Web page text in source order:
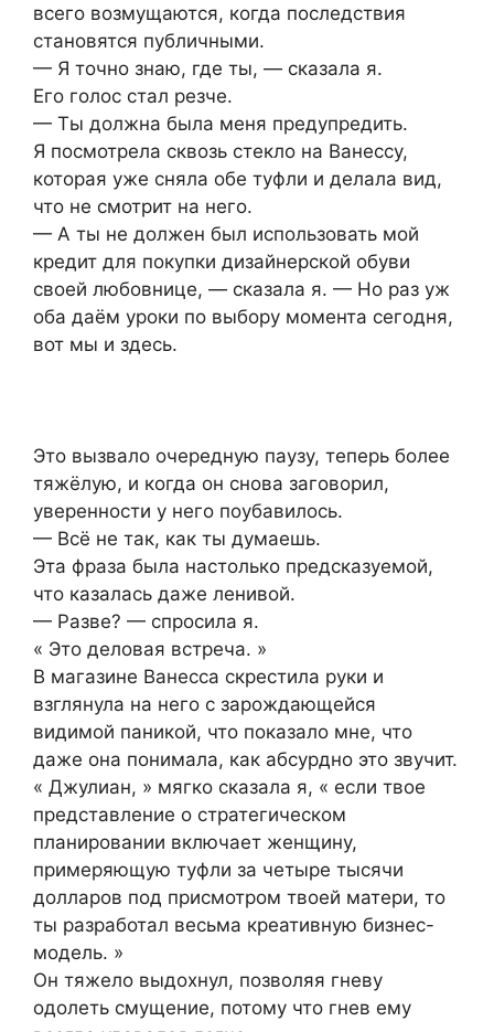
всего возмущаются, когда последствия
становятся публичными.
— Я точно знаю, где ты, — сказала я.
Его голос стал резче.
— Ты должна была меня предупредить.
Я посмотрела сквозь стекло на Ванессу,
которая уже сняла обе туфли и делала вид,
что не смотрит на него.
— А ты не должен был использовать мой
кредит для покупки дизайнерской обуви
своей любовнице, — сказала я. — Но раз уж
оба даём уроки по выбору момента сегодня,
вот мы и здесь.
Это вызвало очередную паузу, теперь более
тяжёлую, и когда он снова заговорил,
уверенности у него поубавилось.
— Всё не так, как ты думаешь.
Эта фраза была настолько предсказуемой,
что казалась даже ленивой.
— Разве? — спросила я.
« Это деловая встреча. »
В магазине Ванесса скрестила руки и
взглянула на него с зарождающейся
видимой паникой, что показало мне, что
даже она понимала, как абсурдно это звучит.
« Джулиан, » мягко сказала я, « если твое
представление о стратегическом
планировании включает женщину,
примеряющую туфли за четыре тысячи
долларов под присмотром твоей матери, то
ты разработал весьма креативную бизнес-
модель. »
Он тяжело выдохнул, позволяя гневу
одолеть смущение, потому что гнев ему